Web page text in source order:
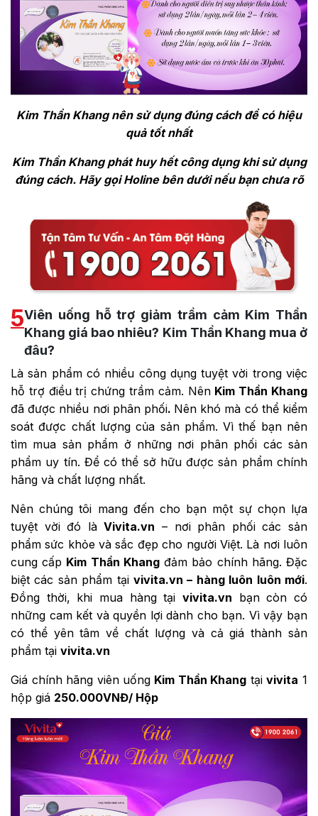
Kim Thần Khang nên sử dụng đúng cách để có hiệu
quả tốt nhất
Kim Thần Khang phát huy hết công dụng khi sử dụng
đúng cách. Hãy gọi Holine bên dưới nếu bạn chưa rõ
5Viên uống hỗ trợ giảm trầm cảm Kim Thần
Khang giá bao nhiêu? Kim Thần Khang mua ở
đâu?
Là sản phẩm có nhiều công dụng tuyệt vời trong việc
hỗ trợ điều trị chứng trầm cảm. Nên Kim Thần Khang
đã được nhiều nơi phân phối. Nên khó mà có thể kiểm
soát được chất lượng của sản phẩm. Vì thế bạn nên
tìm mua sản phẩm ở những nơi phân phối các sản
phẩm uy tín. Để có thể sở hữu được sản phẩm chính
hãng và chất lượng nhất.
Nên chúng tôi mang đến cho bạn một sự chọn lựa
tuyệt vời đó làVivita.vn – nơi phân phối các sản
phẩm sức khỏe và sắc đẹp cho người Việt. Là nơi luôn
cung cấp Kim Thần Khangđảm bảo chính hãng. Đặc
biệt các sản phẩm tại vivita.vn – hàng luôn luôn mới.
Đồng thời, khi mua hàng tại vivita.vn bạn còn có
những cam kết và quyền lợi dành cho bạn. Vì vậy bạn
có thể yên tâm về chất lượng và cả giá thành sản
phẩm tại vivita.vn
Giá chính hãng viên uống Kim Thần Khang tạivivita 1
hộp giá 250.000VNĐ/ Hộp